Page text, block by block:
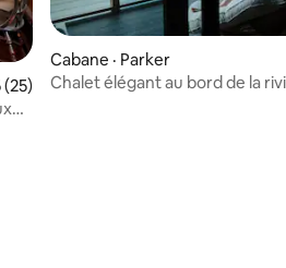
moyenne de 5 sur 5, 25
(25)
Cabane · Parker
Chalet élégant au bord de la